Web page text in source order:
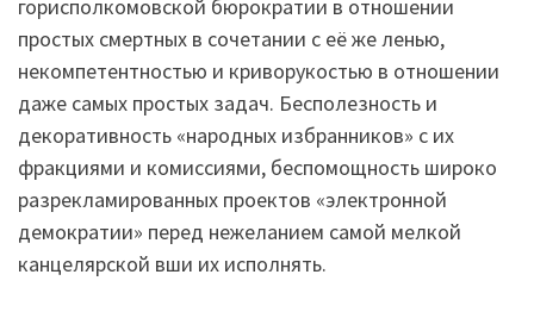
горисполкомовской бюрократии в отношении
простых смертных в сочетании с её же ленью,
некомпетентностью и криворукостью в отношении
даже самых простых задач. Бесполезность и
декоративность «народных избранников» с их
фракциями и комиссиями, беспомощность широко
разрекламированных проектов «электронной
демократии» перед нежеланием самой мелкой
канцелярской вши их исполнять.